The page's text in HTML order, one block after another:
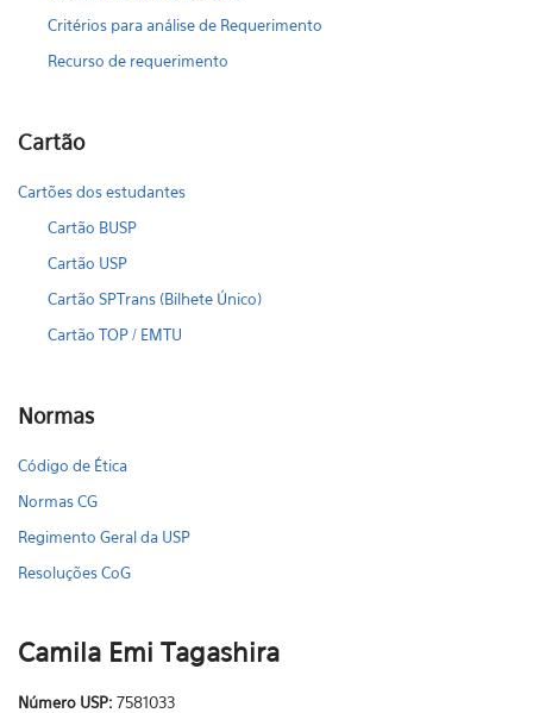
Critérios para análise de Requerimento
Recurso de requerimento
Cartão
Cartões dos estudantes
Cartão BUSP
Cartão USP
Cartão SPTrans (Bilhete Único)
Cartão TOP / EMTU
Normas
Código de Ética
Normas CG
Regimento Geral da USP
Resoluções CoG
Camila Emi Tagashira
Número USP: 7581033